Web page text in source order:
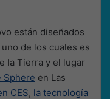
están diseñados
de los cuales es
la Tierra y el lugar
Sphere en Las
CES, la tecnología